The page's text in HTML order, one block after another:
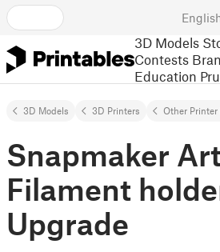
3D Models
Contests
Education
3D Models 3D Printers Other Printer
Snapmaker
Filament
Upgrade